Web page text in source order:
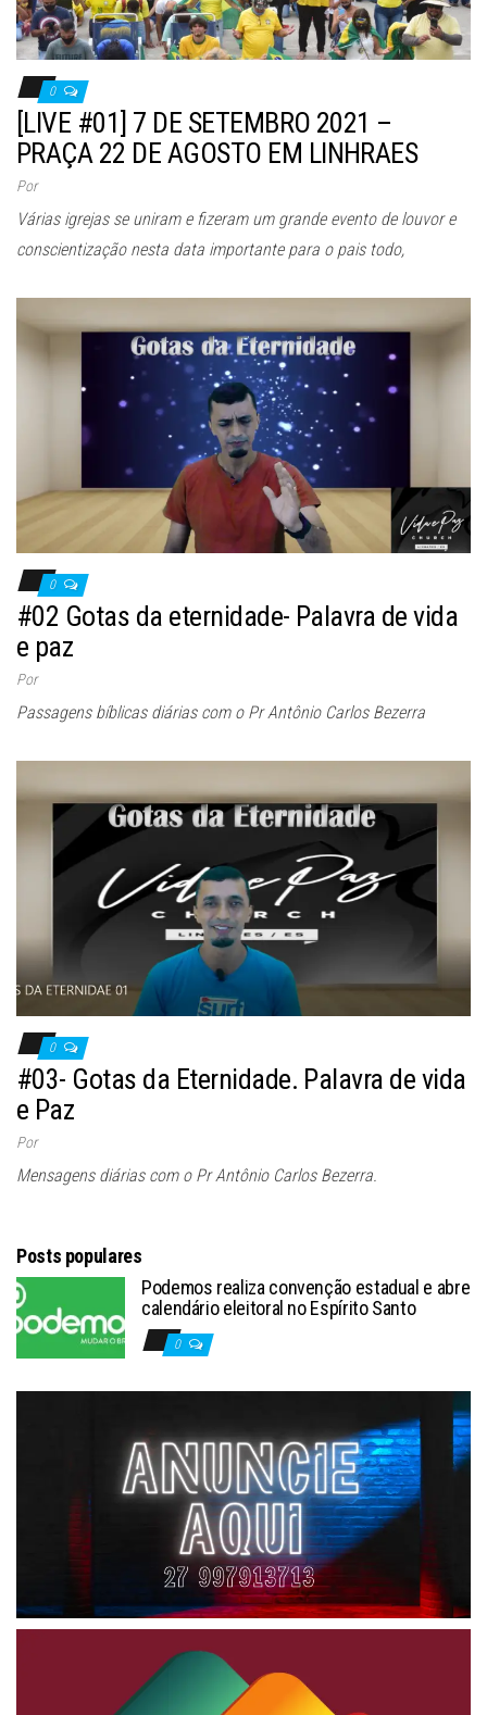
0
[LIVE #01] 7 DE SETEMBRO 2021 –
PRAÇA 22 DE AGOSTO EM LINHRAES
Por
Várias igrejas se uniram e fizeram um grande evento de louvor e
conscientização nesta data importante para o pais todo,
0
#02 Gotas da eternidade- Palavra de vida
e paz
Por
Passagens bíblicas diárias com o Pr Antônio Carlos Bezerra
0
#03- Gotas da Eternidade. Palavra de vida
e Paz
Por
Mensagens diárias com o Pr Antônio Carlos Bezerra.
Posts populares
Podemos realiza convenção estadual e abre
calendário eleitoral no Espírito Santo
0